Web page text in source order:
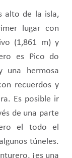
alto de la isla,
lugar con
(1,861 m) y
es Pico do
una hermosa
recuerdos y
Es posible ir
de una parte
el todo el
túneles.
¡es una